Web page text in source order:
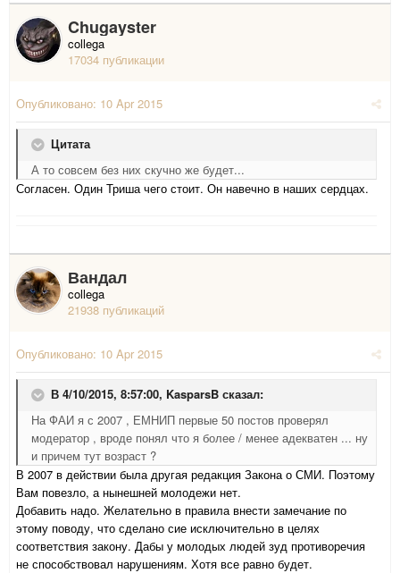
Chugayster
collega
17034 публикации
Опубликовано: 10 Apr 2015
Цитата
А то совсем без них скучно же будет...
Согласен. Один Триша чего стоит. Он навечно в наших сердцах.
Вандал
collega
21938 публикаций
Опубликовано: 10 Apr 2015
В 4/10/2015, 8:57:00, KasparsB сказал:
На ФАИ я с 2007 , ЕМНИП первые 50 постов проверял
модератор , вроде понял что я более / менее адекватен ... ну
и причем тут возраст ?
В 2007 в действии была другая редакция Закона о СМИ. Поэтому
Вам повезло, а нынешней молодежи нет.
Добавить надо. Желательно в правила внести замечание по
этому поводу, что сделано сие исключительно в целях
соответствия закону. Дабы у молодых людей зуд противоречия
не способствовал нарушениям. Хотя все равно будет.